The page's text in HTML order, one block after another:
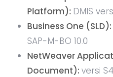
Platform): DMIS
Business One (SLD):
SAP-M-BO 10.0
NetWeaver
Document): versi